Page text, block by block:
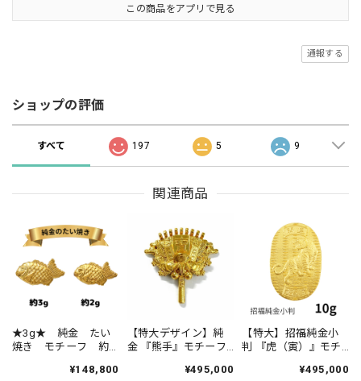
この商品をアプリで見る
通報する
ショップの評価
すべて 197 5 9
関連商品
★3g★ 純金 たい
焼き モチーフ 約
【JUNGOLD】¥148,800
【特大デザイン】純
金 『熊手』モチーフ
付き 指先サイズの芸
¥495,000
【特大】招福純金小
判 『虎（寅）』モチ
アクリルケース付き
¥495,000